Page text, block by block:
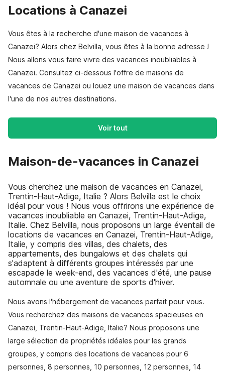
Locations à Canazei
Vous êtes à la recherche d'une maison de vacances à
Canazei? Alors chez Belvilla, vous êtes à la bonne adresse !
Nous allons vous faire vivre des vacances inoubliables à
Canazei. Consultez ci-dessous l'offre de maisons de
vacances de Canazei ou louez une maison de vacances dans
l'une de nos autres destinations.
Voir tout
Maison-de-vacances in Canazei
Vous cherchez une maison de vacances en Canazei,
Trentin-Haut-Adige, Italie ? Alors Belvilla est le choix
idéal pour vous ! Nous vous offrirons une expérience de
vacances inoubliable en Canazei, Trentin-Haut-Adige,
Italie. Chez Belvilla, nous proposons un large éventail de
locations de vacances en Canazei, Trentin-Haut-Adige,
Italie, y compris des villas, des chalets, des
appartements, des bungalows et des chalets qui
s'adaptent à différents groupes intéressés par une
escapade le week-end, des vacances d'été, une pause
automnale ou une aventure de sports d'hiver.
Nous avons l'hébergement de vacances parfait pour vous.
Vous recherchez des maisons de vacances spacieuses en
Canazei, Trentin-Haut-Adige, Italie? Nous proposons une
large sélection de propriétés idéales pour les grands
groupes, y compris des locations de vacances pour 6
personnes, 8 personnes, 10 personnes, 12 personnes, 14